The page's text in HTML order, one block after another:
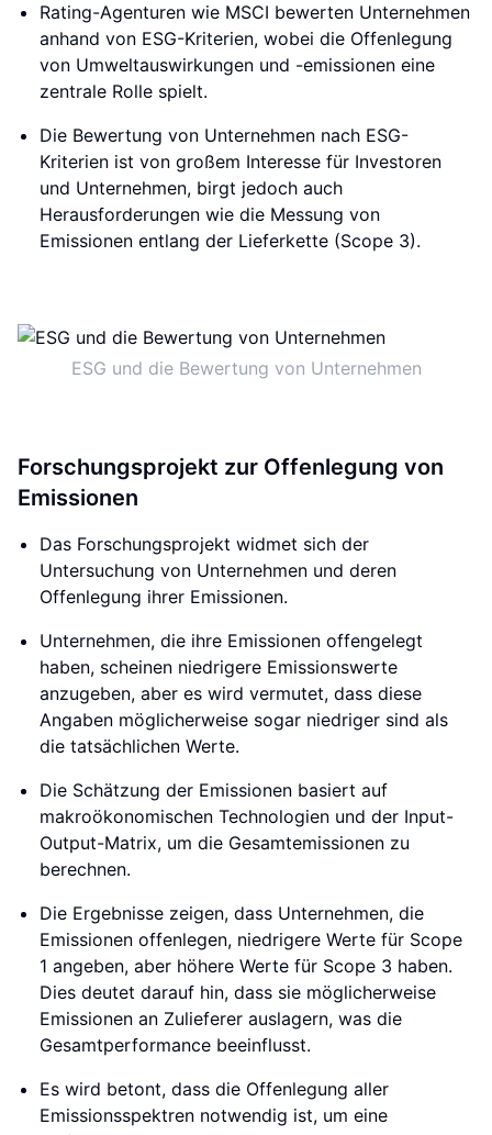
Rating-Agenturen wie MSCI bewerten Unternehmen
anhand von ESG-Kriterien, wobei die Offenlegung
von Umweltauswirkungen und -emissionen eine
zentrale Rolle spielt.
Die Bewertung von Unternehmen nach ESG-
Kriterien ist von großem Interesse für Investoren
und Unternehmen, birgt jedoch auch
Herausforderungen wie die Messung von
Emissionen entlang der Lieferkette (Scope 3).
ESG und die Bewertung von Unternehmen
Forschungsprojekt zur Offenlegung von
Emissionen
Das Forschungsprojekt widmet sich der
Untersuchung von Unternehmen und deren
Offenlegung ihrer Emissionen.
Unternehmen, die ihre Emissionen offengelegt
haben, scheinen niedrigere Emissionswerte
anzugeben, aber es wird vermutet, dass diese
Angaben möglicherweise sogar niedriger sind als
die tatsächlichen Werte.
Die Schätzung der Emissionen basiert auf
makroökonomischen Technologien und der Input-
Output-Matrix, um die Gesamtemissionen zu
berechnen.
Die Ergebnisse zeigen, dass Unternehmen, die
Emissionen offenlegen, niedrigere Werte für Scope
1 angeben, aber höhere Werte für Scope 3 haben.
Dies deutet darauf hin, dass sie möglicherweise
Emissionen an Zulieferer auslagern, was die
Gesamtperformance beeinflusst.
Es wird betont, dass die Offenlegung aller
Emissionsspektren notwendig ist, um eine